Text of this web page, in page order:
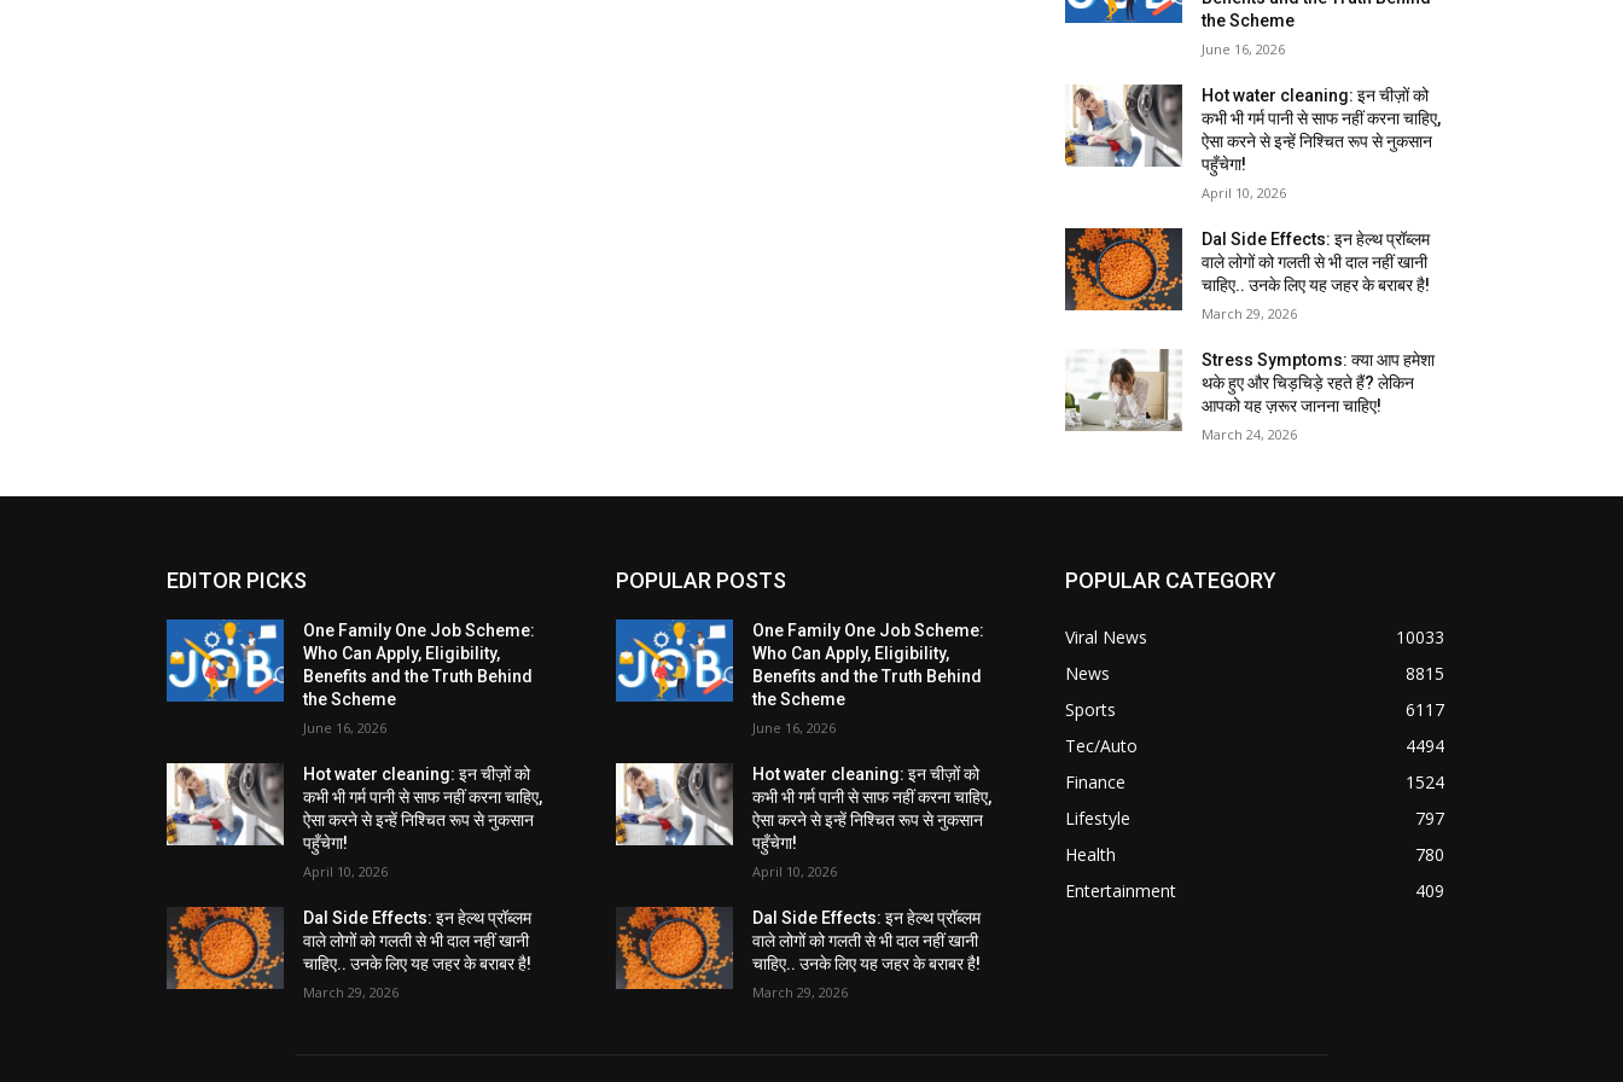
the Scheme
June 16, 2026
Hot water cleaning: इन चीज़ों को
कभी भी गर्म पानी से साफ नहीं करना चाहिए,
ऐसा करने से इन्हें निश्चित रूप से नुकसान
पहुँचेगा!
April 10, 2026
Dal Side Effects: इन हेल्थ प्रॉब्लम
वाले लोगों को गलती से भी दाल नहीं खानी
चाहिए.. उनके लिए यह जहर के बराबर है!
March 29, 2026
Stress Symptoms: क्या आप हमेशा
थके हुए और चिड़चिड़े रहते हैं? लेकिन
आपको यह ज़रूर जानना चाहिए!
March 24, 2026
EDITOR PICKS
One Family One Job Scheme:
Who Can Apply, Eligibility,
Benefits and the Truth Behind
the Scheme
June 16, 2026
Hot water cleaning: इन चीज़ों को
कभी भी गर्म पानी से साफ नहीं करना चाहिए,
ऐसा करने से इन्हें निश्चित रूप से नुकसान
पहुँचेगा!
April 10, 2026
Dal Side Effects: इन हेल्थ प्रॉब्लम
वाले लोगों को गलती से भी दाल नहीं खानी
चाहिए.. उनके लिए यह जहर के बराबर है!
March 29, 2026
POPULAR POSTS
One Family One Job Scheme:
Who Can Apply, Eligibility,
Benefits and the Truth Behind
the Scheme
June 16, 2026
Hot water cleaning: इन चीज़ों को
कभी भी गर्म पानी से साफ नहीं करना चाहिए,
ऐसा करने से इन्हें निश्चित रूप से नुकसान
पहुँचेगा!
April 10, 2026
Dal Side Effects: इन हेल्थ प्रॉब्लम
वाले लोगों को गलती से भी दाल नहीं खानी
चाहिए.. उनके लिए यह जहर के बराबर है!
March 29, 2026
POPULAR CATEGORY
Viral News
10033
News
8815
Sports
6117
Tec/Auto
4494
Finance
1524
Lifestyle
797
Health
780
Entertainment
409